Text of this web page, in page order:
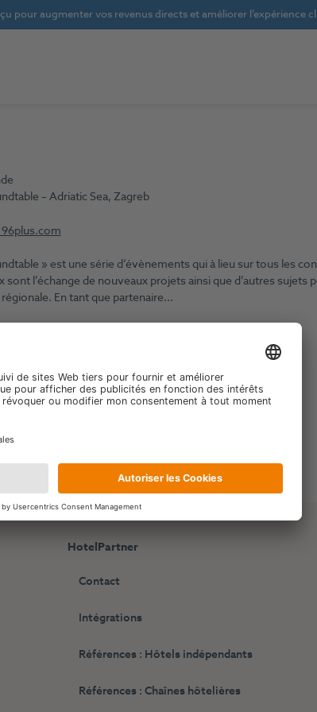
pour augmenter vos revenus directs et améliorer l’expérience
– Adriatic Sea, Zagreb
» est une série d‘évènements qui à lieu sur tous les
sont l’échange de nouveaux projets ainsi que d’autres sujets
En tant que partenaire...
HotelPartner
Contact
Intégrations
Références : Hôtels indépendants
Références : Chaînes hôtelières